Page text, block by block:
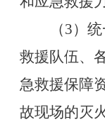
（3）
救援队伍、
急救援保障
故现场的灭